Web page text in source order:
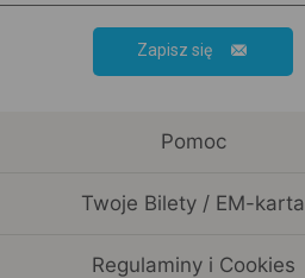
Zapisz się
Pomoc
Twoje Bilety / EM-karta
Regulaminy i Cookies